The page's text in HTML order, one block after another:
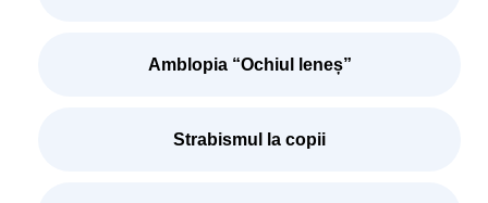
Amblopia “Ochiul leneș”
Strabismul la copii